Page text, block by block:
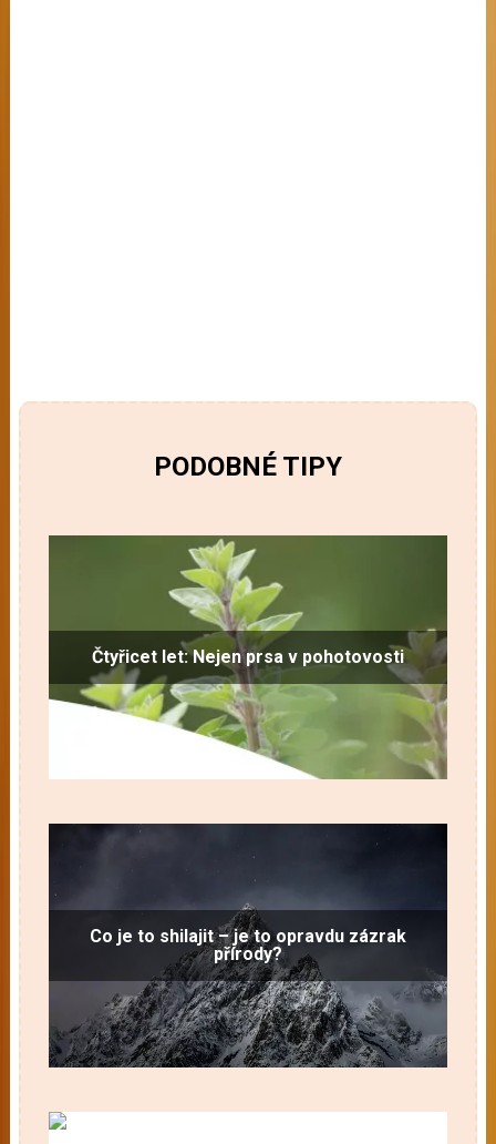
PODOBNÉ TIPY
Čtyřicet let: Nejen prsa v pohotovosti
Co je to shilajit – je to opravdu zázrak
přírody?